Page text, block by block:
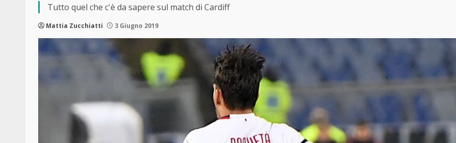
Tutto quel che c'è da sapere sul match di Cardiff
Mattia Zucchiatti 3 Giugno 2019